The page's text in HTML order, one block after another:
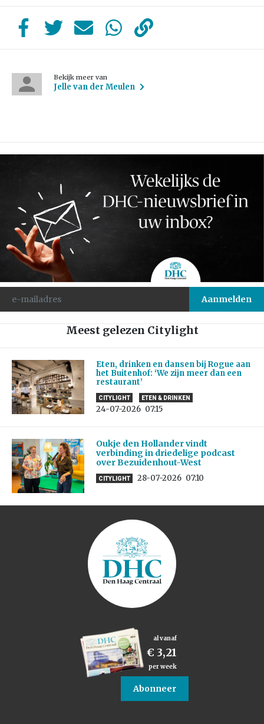
Bekijk meer van
Jelle van der Meulen
Meest gelezen Citylight
Eten, drinken en dansen bij Rogue aan
het Buitenhof: ‘We zijn meer dan een
restaurant’
CITYLIGHT ETEN & DRINKEN
24-07-2026 07:15
Oukje den Hollander vindt
verbinding in driedelige podcast
over Bezuidenhout-West
CITYLIGHT 28-07-2026 07:10
al vanaf
€ 3,21
per week
Abonneer